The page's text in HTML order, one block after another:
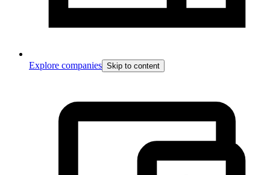
Explore companies Skip to content